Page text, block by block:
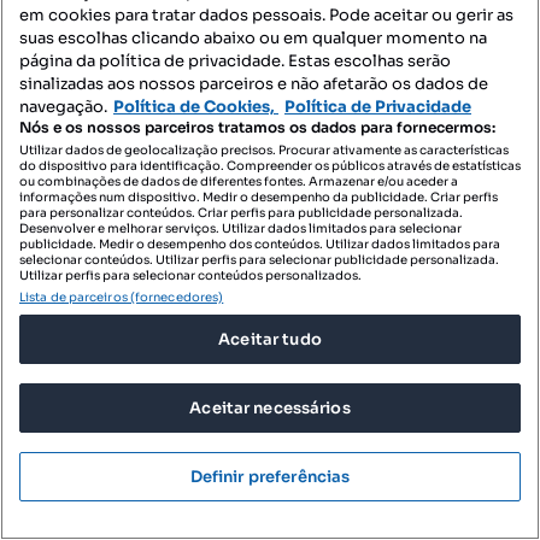
Mapa do Site
Contacte-nos
SIGA-NOS:
DESCARREGAR NA:
© 2026 Imovirtual.com, OLX Portugal, S.A.
TERMOS DE UTILIZAÇÃO
POLÍTICA DE PRIVACIDADE
CONFIGURAÇÕES DE PRIVACIDADE
em cookies para tratar dados pessoais. Pode aceitar ou gerir as
suas escolhas clicando abaixo ou em qualquer momento na
página da política de privacidade. Estas escolhas serão
sinalizadas aos nossos parceiros e não afetarão os dados de
navegação. Política de Cookies, Política de Privacidade
Nós e os nossos parceiros tratamos os dados para fornecermos:
Utilizar dados de geolocalização precisos. Procurar ativamente as características
do dispositivo para identificação. Compreender os públicos através de estatísticas
ou combinações de dados de diferentes fontes. Armazenar e/ou aceder a
informações num dispositivo. Medir o desempenho da publicidade. Criar perfis
para personalizar conteúdos. Criar perfis para publicidade personalizada.
Desenvolver e melhorar serviços. Utilizar dados limitados para selecionar
publicidade. Medir o desempenho dos conteúdos. Utilizar dados limitados para
selecionar conteúdos. Utilizar perfis para selecionar publicidade personalizada.
Utilizar perfis para selecionar conteúdos personalizados.
Lista de parceiros (fornecedores)
Aceitar tudo
Aceitar necessários
Definir preferências